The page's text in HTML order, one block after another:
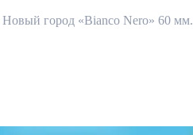
город «Bianco Nero» 60